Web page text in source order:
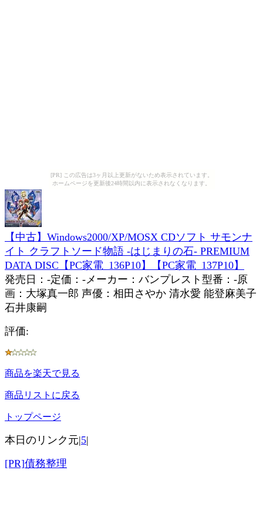
[PR] この広告は3ヶ月以上更新がないため表示されています。
ホームページを更新後24時間以内に表示されなくなります。
【中古】Windows2000/XP/MOSX CDソフト サモンナ
イト クラフトソード物語 -はじまりの石- PREMIUM
DATA DISC【PC家電_136P10】【PC家電_137P10】
発売日：-定価：-メーカー：バンプレスト型番：-原
画：大塚真一郎 声優：相田さやか 清水愛 能登麻美子
石井康嗣
評価:
商品を楽天で見る
商品リストに戻る
トップページ
本日のリンク元|5|
[PR]債務整理